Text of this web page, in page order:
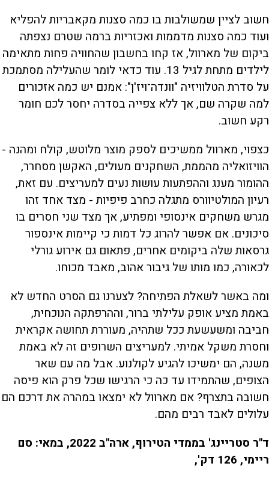
חשוב לציין שמשולבות בו כמה סצנות מקאבריות להפליא
ועוד כמה סצנות מדממות ואכזריות ברמה שטרם נצפתה
ביקום של מארוול, אז קחו בחשבון שהחוויה פחות מתאימה
לילדים מתחת לגיל 13. עוד כדאי לומר שהעלילה מסתמכת
על סדרת הטלוויזיה "וונדה־ויז'ן": אמנם יש כמה אזכורים
למה שקרה שם, אך ללא צפייה בסדרה יחסר לכם חומר
רקע חשוב.
כצפוי, מארוול ממשיכים לספק מוצר מלוטש, קולח ומהנה -
הוויזואליה מהממת, השחקנים מעולים, האקשן מסחרר,
ההומור מענג וההפתעות עושות נעים למעריצים. עם זאת,
רעיון המולטיוורס מתגלה כחרב פיפיות - מצד אחד זהו
מגרש משחקים אינסופי ומפתיע, אך מצד שני חסרים בו
סיכונים. אם אפשר להרוג כל דמות כי קיימות אינספור
גרסאות שלה ביקומים אחרים, פתאום גם אירוע גורלי
לכאורה, כמו מותו של גיבור אהוב, מאבד מכוחו.
ומה באשר לשאלת הפתיחה? לצערנו גם הסרט החדש לא
באמת מציע אופק עלילתי ברור, וההרפתקה הנוכחית,
חביבה ומשעשעת ככל שתהיה, מעוררת תחושה אקראית
וחסרת משקל אמיתי. למעריצים השרופים זה לא באמת
משנה, הם ימשיכו להגיע לקולנוע. אבל מה עם שאר
הצופים, שהתמידו עד כה כי הרגישו שכל פרק הוא פיסה
חשובה בתצרף? אם מארוול לא ימצאו במהרה את דרכם הם
עלולים לאבד רבים מהם.
ד"ר סטריינג' בממדי הטירוף, ארה"ב 2022, במאי: סם
ריימי, 126 דק',